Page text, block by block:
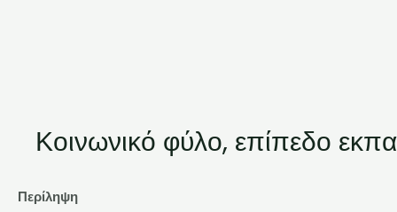
Κοινωνικό φύλο, επίπεδο
Περίληψη